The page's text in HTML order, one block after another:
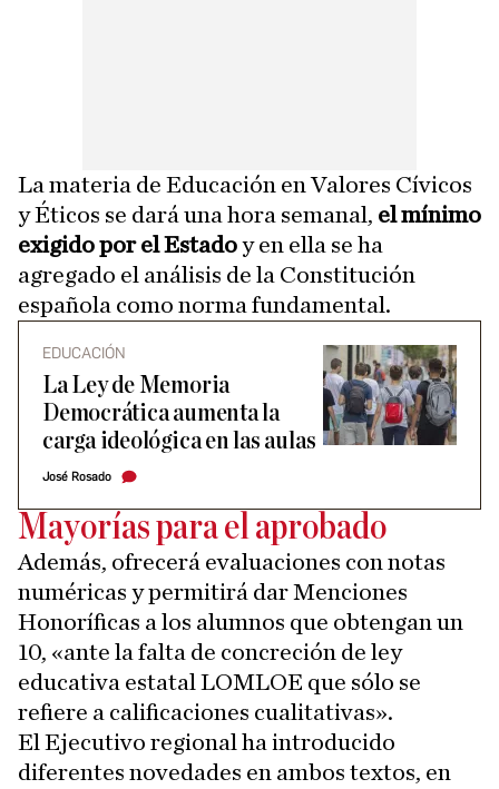
La materia de Educación en Valores Cívicos
y Éticos se dará una hora semanal, el mínimo
exigido por el Estadoy en ella se ha
agregado el análisis de la Constitución
española como norma fundamental.
EDUCACIÓN
La Ley de Memoria
Democrática aumenta la
carga ideológica en las aulas
José Rosado
Mayorías para el aprobado
Además, ofrecerá evaluaciones con notas
numéricas y permitirá dar Menciones
Honoríficas a los alumnos que obtengan un
10, «ante la falta de concreción de ley
educativa estatal LOMLOE que sólo se
refiere a calificaciones cualitativas».
El Ejecutivo regional ha introducido
diferentes novedades en ambos textos, en